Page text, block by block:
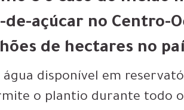
açúcar no Centro-
de hectares no
água disponível em
o plantio durante todo